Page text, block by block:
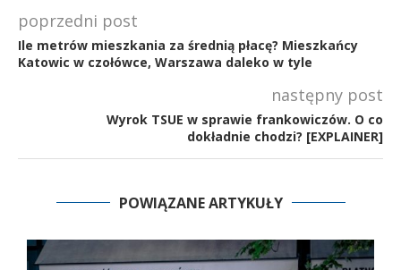
poprzedni post
Ile metrów mieszkania za średnią płacę? Mieszkańcy
Katowic w czołówce, Warszawa daleko w tyle
następny post
Wyrok TSUE w sprawie frankowiczów. O co
dokładnie chodzi? [EXPLAINER]
POWIĄZANE ARTYKUŁY